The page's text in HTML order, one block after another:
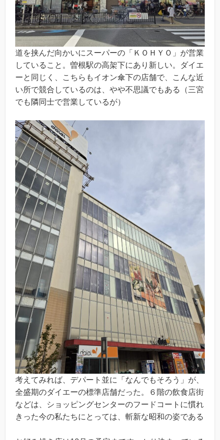
道を挟んだ向かいにスーパーの「ＫＯＨＹＯ」が営業
していること。曽根駅の高架下にあり新しい。ダイエ
ーと同じく、こちらもイオン傘下の店舗で、こんな近
い所で競合しているのは、やや不思議でもある（三宮
でも隣同士で営業しているが）
考えてみれば、デパート並に「なんでもそろう」が、
全盛期のダイエーの標準店舗だった。６階の飲食店街
などは、ショッピングセンターのフードコートに慣れ
きった今の私たちにとっては、斬新な昭和の姿である